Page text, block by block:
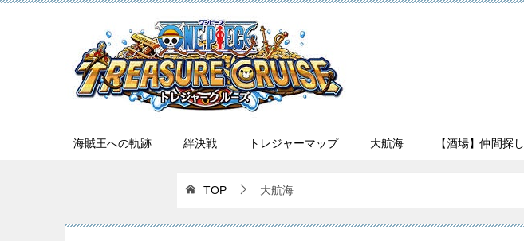
海賊王への軌跡 絆決戦 トレジャーマップ 大航海 【酒場】仲間探し
TOP 大航海